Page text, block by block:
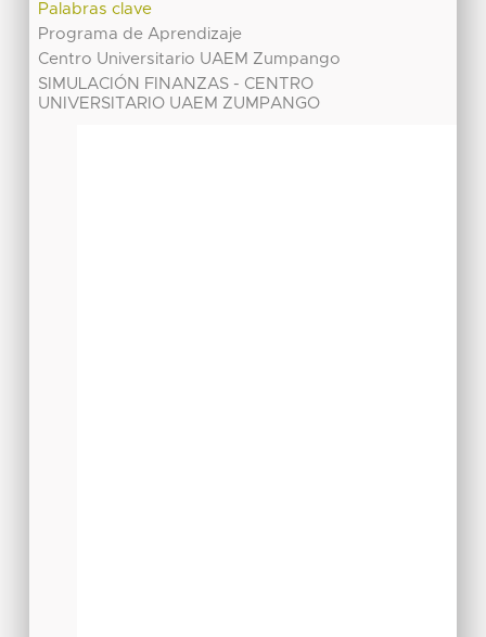
Palabras clave
Programa de Aprendizaje
Centro Universitario UAEM Zumpango
SIMULACIÓN FINANZAS - CENTRO
UNIVERSITARIO UAEM ZUMPANGO